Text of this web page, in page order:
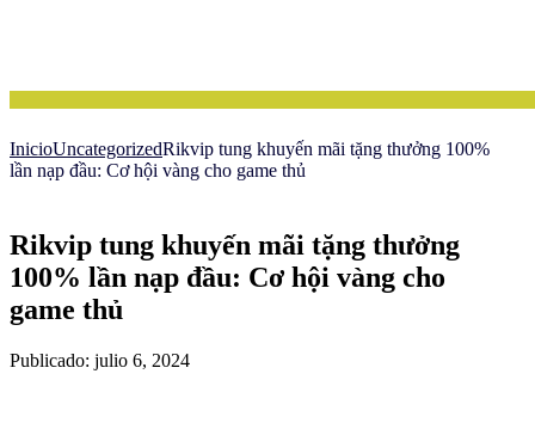
InicioUncategorizedRikvip tung khuyến mãi tặng thưởng 100%
lần nạp đầu: Cơ hội vàng cho game thủ
Rikvip tung khuyến mãi tặng thưởng
100% lần nạp đầu: Cơ hội vàng cho
game thủ
Publicado: julio 6, 2024